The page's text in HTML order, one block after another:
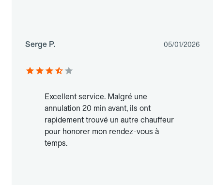
Serge P. 05/01/2026
Excellent service. Malgré une
annulation 20 min avant, ils ont
rapidement trouvé un autre chauffeur
pour honorer mon rendez-vous à
temps.